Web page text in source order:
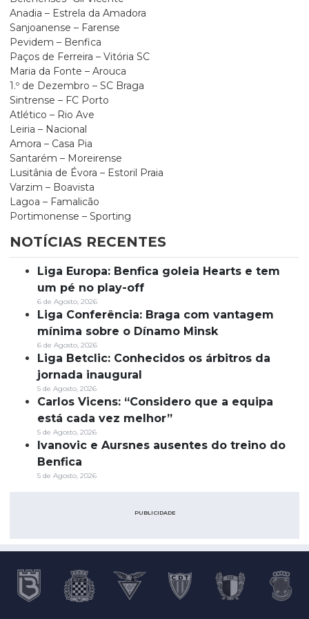
Anadia – Estrela da Amadora
Sanjoanense – Farense
Pevidem – Benfica
Paços de Ferreira – Vitória SC
Maria da Fonte – Arouca
1.º de Dezembro – SC Braga
Sintrense – FC Porto
Atlético – Rio Ave
Leiria – Nacional
Amora – Casa Pia
Santarém – Moreirense
Lusitânia de Évora – Estoril Praia
Varzim – Boavista
Lagoa – Famalicão
Portimonense – Sporting
NOTÍCIAS RECENTES
Liga Europa: Benfica goleia Hearts e tem
um pé no play-off
6 de Agosto, 2026
Liga Conferência: Braga com vantagem
mínima sobre o Dínamo Minsk
6 de Agosto, 2026
Liga Betclic: Conhecidos os árbitros da
jornada inaugural
5 de Agosto, 2026
Carlos Vicens: “Considero que a equipa
está cada vez melhor”
5 de Agosto, 2026
Ivanovic e Aursnes ausentes do treino do
Benfica
5 de Agosto, 2026
PUBLICIDADE